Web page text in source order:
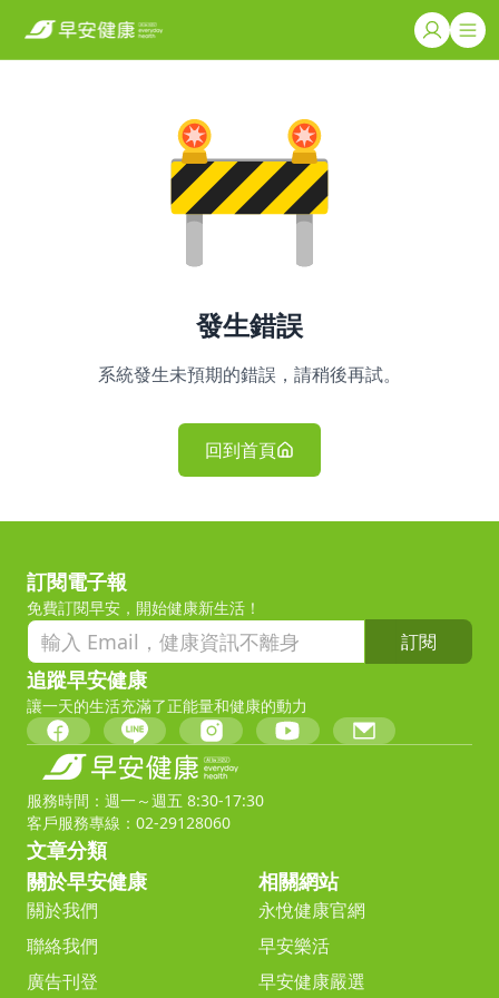
發生錯誤
系統發生未預期的錯誤，請稍後再試。
回到首頁
訂閱電子報
免費訂閱早安，開始健康新生活！
訂閱
追蹤早安健康
讓一天的生活充滿了正能量和健康的動力
服務時間：週一～週五 8:30-17:30
客戶服務專線：02-29128060
文章分類
關於早安健康
關於我們
聯絡我們
廣告刊登
相關網站
永悅健康官網
早安樂活
早安健康嚴選